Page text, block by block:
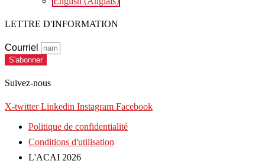
LETTRE D'INFORMATION
Courriel
S'abonner
Suivez-nous
X-twitter Linkedin Instagram Facebook
Politique de confidentialité
Conditions d'utilisation
L'ACAI 2026